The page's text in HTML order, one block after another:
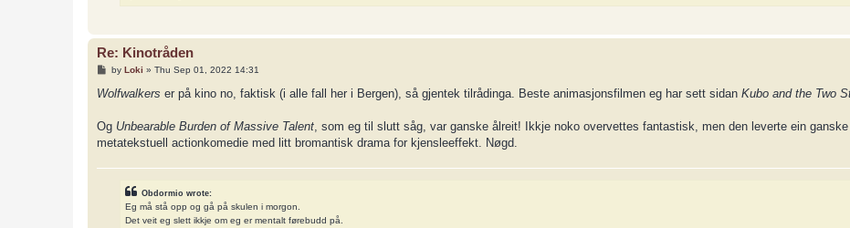
Re: Kinotråden
P
s
by Loki » Thu Sep 01, 2022 14:31
Wolfwalkers er på kino no, faktisk (i alle fall her i Bergen), så gjentek tilrådinga. Beste animasjonsfilmen eg har sett sidan Kubo and the Two
Og Unbearable Burden of Massive Talent, som eg til slutt såg, var ganske ålreit! Ikkje noko overvettes fantastisk, men den leverte ein
metatekstuell actionkomedie med litt bromantisk drama for kjensleeffekt. Nøgd.
Obdormio wrote:
Eg må stå opp og gå på skulen i morgon.
Det veit eg slett ikkje om eg er mentalt førebudd på.